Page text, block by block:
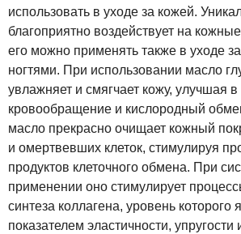
использовать в уходе за кожей.
благоприятно воздействует на
его можно применять также в уходе
ногтями. При использовании масло
увлажняет и смягчает кожу, улучшая в
кровообращение и кислородный
масло прекрасно очищает кожный
и омертвевших клеток, стимулируя
продуктов клеточного обмена. При
применении оно стимулирует
синтеза коллагена, уровень которого
показателем эластичности,